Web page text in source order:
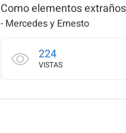
Como elementos
- Mercedes y Ernesto
224
VISTAS